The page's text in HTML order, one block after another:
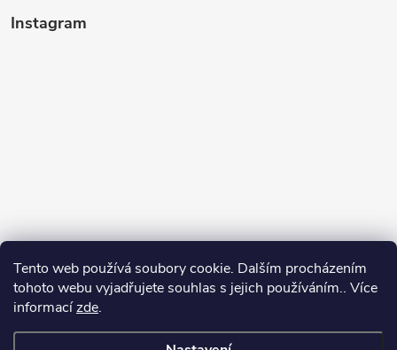
Tento web používá soubory cookie. Dalším procházením
tohoto webu vyjadřujete souhlas s jejich používáním.. Více
informacízde.
Instagram